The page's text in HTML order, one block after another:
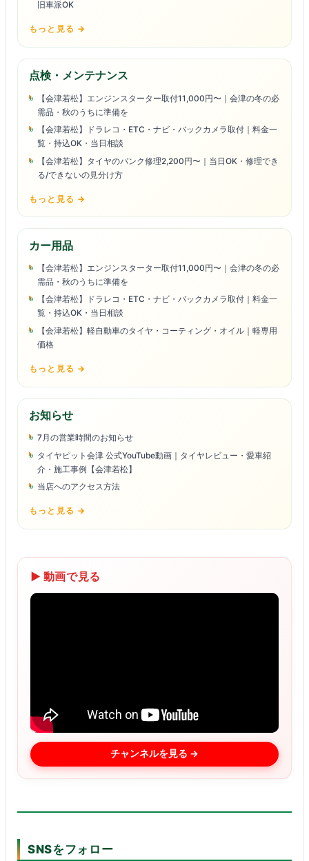
旧車派OK
もっと見る →
点検・メンテナンス
【会津若松】エンジンスターター取付11,000円〜｜会津の冬の必
需品・秋のうちに準備を
【会津若松】ドラレコ・ETC・ナビ・バックカメラ取付｜料金一
覧・持込OK・当日相談
【会津若松】タイヤのパンク修理2,200円〜｜当日OK・修理でき
る/できないの見分け方
もっと見る →
カー用品
【会津若松】エンジンスターター取付11,000円〜｜会津の冬の必
需品・秋のうちに準備を
【会津若松】ドラレコ・ETC・ナビ・バックカメラ取付｜料金一
覧・持込OK・当日相談
【会津若松】軽自動車のタイヤ・コーティング・オイル｜軽専用
価格
もっと見る →
お知らせ
7月の営業時間のお知らせ
タイヤピット会津 公式YouTube動画｜タイヤレビュー・愛車紹
介・施工事例【会津若松】
当店へのアクセス方法
もっと見る →
SNSをフォロー
▶ 動画で見る
チャンネルを見る →